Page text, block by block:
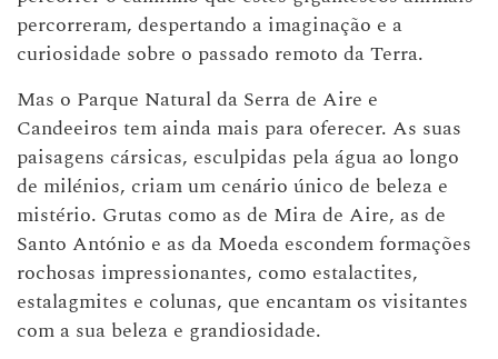
percorreram, despertando a imaginação e a
curiosidade sobre o passado remoto da Terra.
Mas o Parque Natural da Serra de Aire e
Candeeiros tem ainda mais para oferecer. As suas
paisagens cársicas, esculpidas pela água ao longo
de milénios, criam um cenário único de beleza e
mistério. Grutas como as de Mira de Aire, as de
Santo António e as da Moeda escondem formações
rochosas impressionantes, como estalactites,
estalagmites e colunas, que encantam os visitantes
com a sua beleza e grandiosidade.